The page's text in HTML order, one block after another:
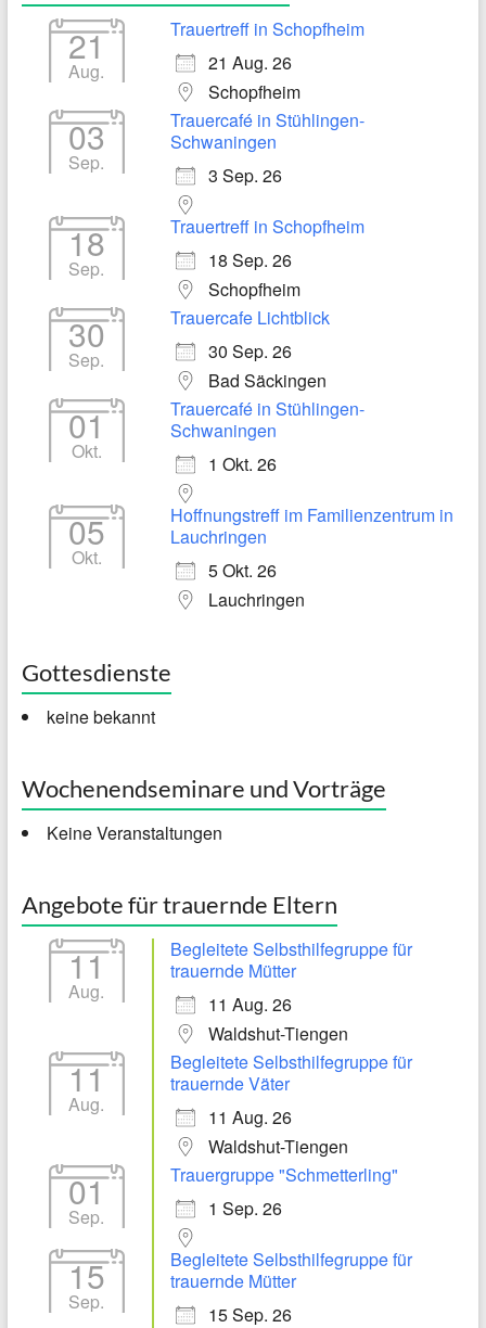
21
Aug.
Trauertreff in Schopfheim
21 Aug. 26
Schopfheim
03
Sep.
Trauercafé in Stühlingen-
Schwaningen
3 Sep. 26
18
Sep.
Trauertreff in Schopfheim
18 Sep. 26
Schopfheim
30
Sep.
Trauercafe Lichtblick
30 Sep. 26
Bad Säckingen
01
Okt.
Trauercafé in Stühlingen-
Schwaningen
1 Okt. 26
05
Okt.
Hoffnungstreff im Familienzentrum in
Lauchringen
5 Okt. 26
Lauchringen
Gottesdienste
keine bekannt
Wochenendseminare und Vorträge
Keine Veranstaltungen
Angebote für trauernde Eltern
11
Aug.
Begleitete Selbsthilfegruppe für
trauernde Mütter
11 Aug. 26
Waldshut-Tiengen
11
Aug.
Begleitete Selbsthilfegruppe für
trauernde Väter
11 Aug. 26
Waldshut-Tiengen
01
Sep.
Trauergruppe "Schmetterling"
1 Sep. 26
15
Sep.
Begleitete Selbsthilfegruppe für
trauernde Mütter
15 Sep. 26